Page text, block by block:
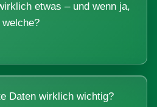
etwas – und wenn ja,
welche?
Daten wirklich wichtig?